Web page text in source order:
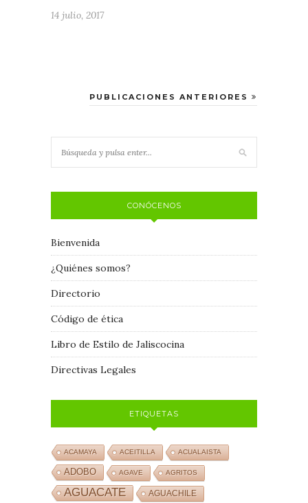
14 julio, 2017
PUBLICACIONES ANTERIORES
CONÓCENOS
Bienvenida
¿Quiénes somos?
Directorio
Código de ética
Libro de Estilo de Jaliscocina
Directivas Legales
ETIQUETAS
ACAMAYA ACEITILLA ACUALAISTA
ADOBO AGAVE AGRITOS
AGUACATE AGUACHILE